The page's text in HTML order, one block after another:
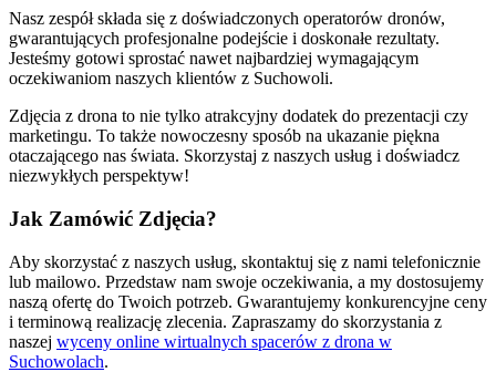
Nasz zespół składa się z doświadczonych operatorów dronów,
gwarantujących profesjonalne podejście i doskonałe rezultaty.
Jesteśmy gotowi sprostać nawet najbardziej wymagającym
oczekiwaniom naszych klientów z Suchowoli.
Zdjęcia z drona to nie tylko atrakcyjny dodatek do prezentacji czy
marketingu. To także nowoczesny sposób na ukazanie piękna
otaczającego nas świata. Skorzystaj z naszych usług i doświadcz
niezwykłych perspektyw!
Jak Zamówić Zdjęcia?
Aby skorzystać z naszych usług, skontaktuj się z nami telefonicznie
lub mailowo. Przedstaw nam swoje oczekiwania, a my dostosujemy
naszą ofertę do Twoich potrzeb. Gwarantujemy konkurencyjne ceny
i terminową realizację zlecenia. Zapraszamy do skorzystania z
naszej wyceny online wirtualnych spacerów z drona w
Suchowolach.